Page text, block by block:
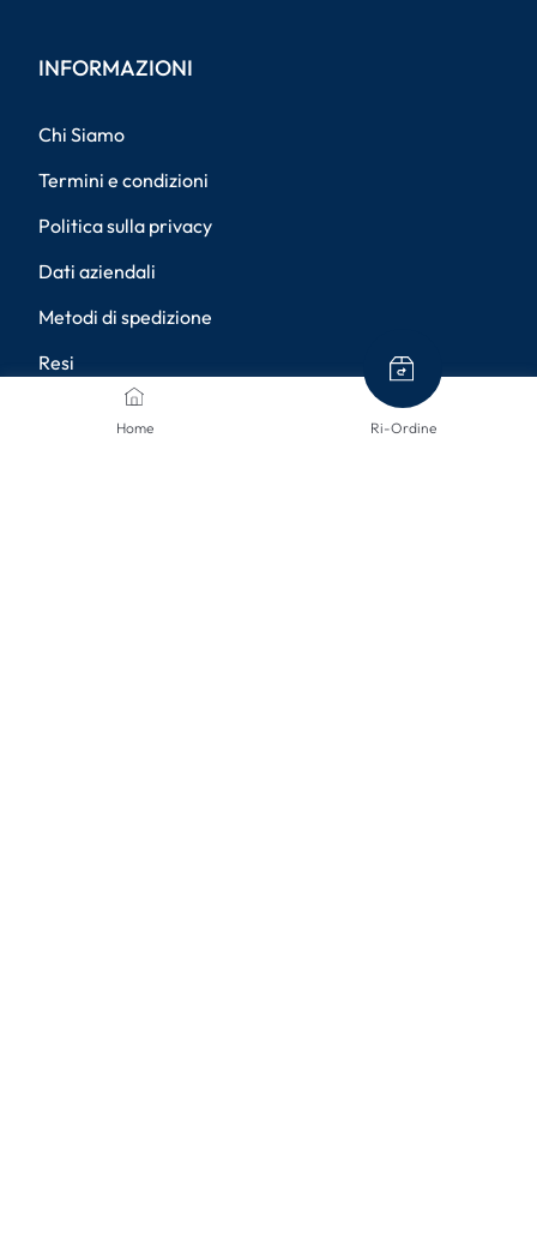
Home Ri-Ordine
INFORMAZIONI
Chi Siamo
Termini e condizioni
Politica sulla privacy
Dati aziendali
Metodi di spedizione
Resi
Diritto di recesso